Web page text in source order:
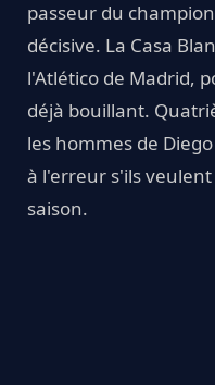
passeur du
décisive. La Casa
l'Atlético de Madrid,
déjà bouillant.
les hommes de
à l'erreur s'ils
saison.